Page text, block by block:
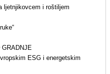
ljetnjikovcem i roštiljem
GRADNJE
ESG i energetskim